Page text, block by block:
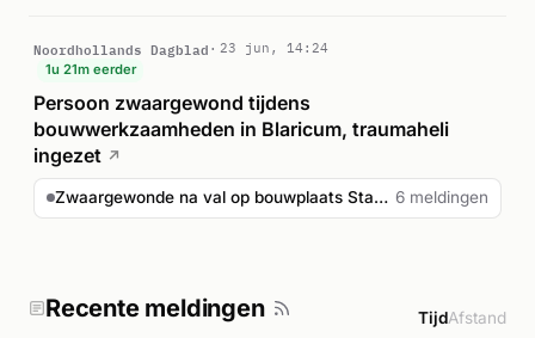
Noordhollands Dagblad
23 jun, 14:24
1u 21m eerder
Persoon zwaargewond tijdens
bouwwerkzaamheden in Blaricum, traumaheli
ingezet ↗
Zwaargewonde na val op bouwplaats Stachouwerweg Blaricum 6 meldingen
Recente meldingen TijdAfstand